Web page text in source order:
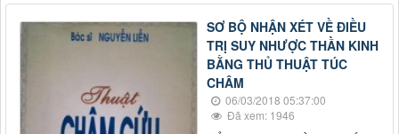
SƠ BỘ NHẬN XÉT VỀ ĐIỀU
TRỊ SUY NHƯỢC THẦN KINH
BẰNG THỦ THUẬT TÚC
CHÂM
06/03/2018 05:37:00
Đã xem: 1946